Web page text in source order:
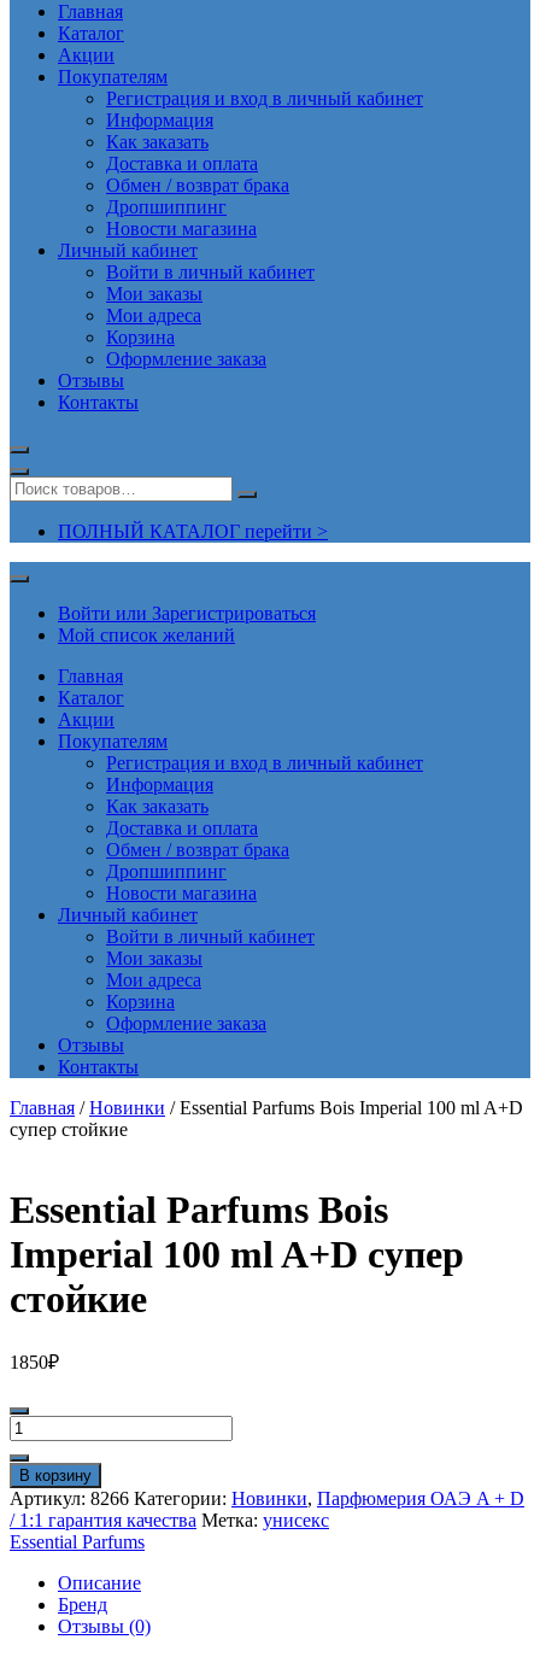
Главная
Каталог
Акции
Покупателям
Регистрация и вход в личный кабинет
Информация
Как заказать
Доставка и оплата
Обмен / возврат брака
Дропшиппинг
Новости магазина
Личный кабинет
Войти в личный кабинет
Мои заказы
Мои адреса
Корзина
Оформление заказа
Отзывы
Контакты
ПОЛНЫЙ КАТАЛОГ перейти >
Войти или Зарегистрироваться
Мой список желаний
Главная
Каталог
Акции
Покупателям
Регистрация и вход в личный кабинет
Информация
Как заказать
Доставка и оплата
Обмен / возврат брака
Дропшиппинг
Новости магазина
Личный кабинет
Войти в личный кабинет
Мои заказы
Мои адреса
Корзина
Оформление заказа
Отзывы
Контакты
Главная /Новинки / Essential Parfums Bois Imperial 100 ml A+D
супер стойкие
Essential Parfums Bois
Imperial 100 ml A+D супер
стойкие
1850₽
Количество
товара
Essential
Parfums
Bois
Imperial
100
A+D
супер
стойкие
В корзину
Артикул: 8266 Категории: Новинки, Парфюмерия ОАЭ A + D
/ 1:1 гарантия качества Метка: унисекс
Essential Parfums
Описание
Бренд
Отзывы (0)